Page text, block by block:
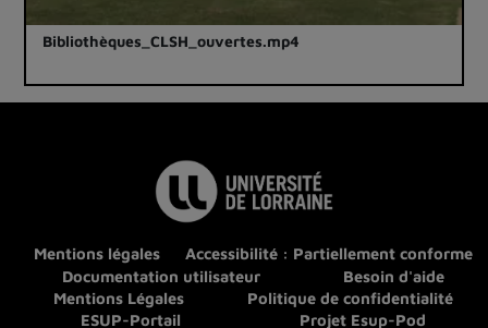
Bibliothèques_CLSH_ouvertes.mp4
Mentions légales
Accessibilité : Partiellement conforme
Documentation utilisateur
Besoin d'aide
Mentions Légales
Politique de confidentialité
ESUP-Portail
Projet Esup-Pod